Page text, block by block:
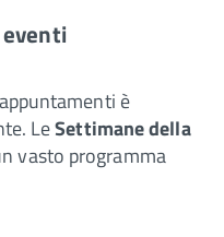
è
LeSettimane della
vasto programma